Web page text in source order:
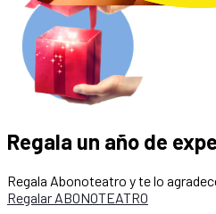
Regala un año de
Regala Abonoteatro y te lo
Regalar ABONOTEATRO